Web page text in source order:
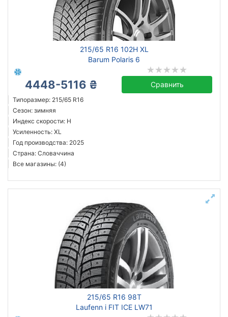
215/65 R16 102H XL
Barum Polaris 6
4448-5116 ₴ Сравнить
Типоразмер: 215/65 R16
Сезон: зимняя
Индекс скорости: H
Усиленность: XL
Год производства: 2025
Страна: Словаччина
Все магазины: (4)
215/65 R16 98T
Laufenn i FIT ICE LW71